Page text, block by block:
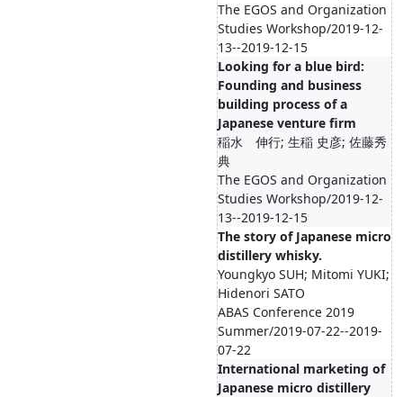
The EGOS and Organization
Studies Workshop/2019-12-
13--2019-12-15
Looking for a blue bird:
Founding and business
building process of a
Japanese venture firm
稲水 伸行; 生稲 史彦; 佐藤秀
典
The EGOS and Organization
Studies Workshop/2019-12-
13--2019-12-15
The story of Japanese micro
distillery whisky.
Youngkyo SUH; Mitomi YUKI;
Hidenori SATO
ABAS Conference 2019
Summer/2019-07-22--2019-
07-22
International marketing of
Japanese micro distillery